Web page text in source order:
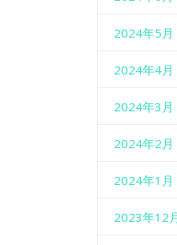
2024年5月
2024年4月
2024年3月
2024年2月
2024年1月
2023年12